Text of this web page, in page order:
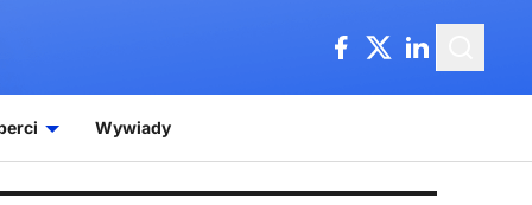
Wywiady